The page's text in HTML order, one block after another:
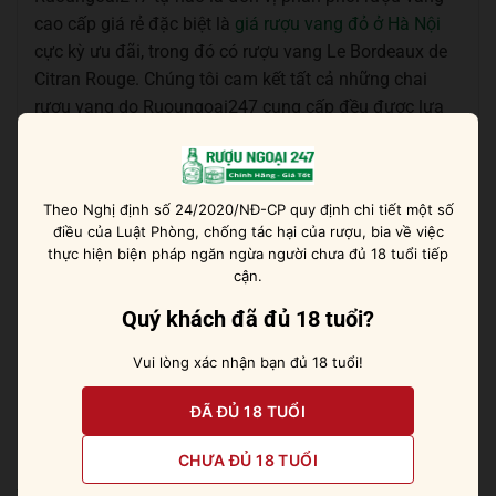
cao cấp giá rẻ đặc biệt là giá rượu vang đỏ ở Hà Nội
cực kỳ ưu đãi, trong đó có rượu vang Le Bordeaux de
Citran Rouge. Chúng tôi cam kết tất cả những chai
rượu vang do Ruoungoai247 cung cấp đều được lựa
Để mua sản phẩmrượu vang đỏ chính hãngcũng như
tham khảogiá rượu vang Pháp cao cấp chính hãng,
hãy liên hệ ngay với Ruoungoai247 theo thông tin sau:
Tên thương hiệu:Ruoungoai247
ruoungoai247.com/
Số điện thoại:
Sản phẩm tương tự
Theo Nghị định số 24/2020/NĐ-CP quy định chi tiết một số
điều của Luật Phòng, chống tác hại của rượu, bia về việc
thực hiện biện pháp ngăn ngừa người chưa đủ 18 tuổi tiếp
cận.
Quý khách đã đủ 18 tuổi?
Vui lòng xác nhận bạn đủ 18 tuổi!
ĐÃ ĐỦ 18 TUỔI
CHƯA ĐỦ 18 TUỔI